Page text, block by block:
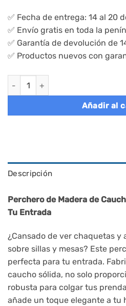
✅ Fecha de entrega: 14 al 20
✅ Envío gratis en toda la
✅ Garantía de devolución de
✅ Productos nuevos con
Perchero de pie en forma de
Añadir al
Descripción
Perchero de Madera de
Tu Entrada
¿Cansado de ver chaquetas y
sobre sillas y mesas? Este
perfecta para tu entrada.
caucho sólida, no solo
robusta para colgar tus
añade un toque elegante a tu